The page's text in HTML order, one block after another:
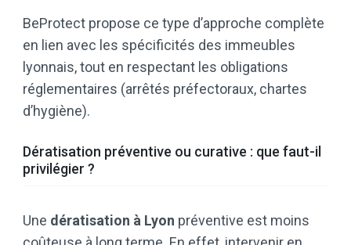
BeProtect propose ce type d’approche complète
en lien avec les spécificités des immeubles
lyonnais, tout en respectant les obligations
réglementaires (arrêtés préfectoraux, chartes
d’hygiène).
Dératisation préventive ou curative : que faut-il
privilégier ?
Une dératisation à Lyon préventive est moins